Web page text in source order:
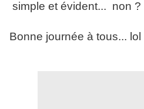
simple et évident... non ?
Bonne journée à tous... lol